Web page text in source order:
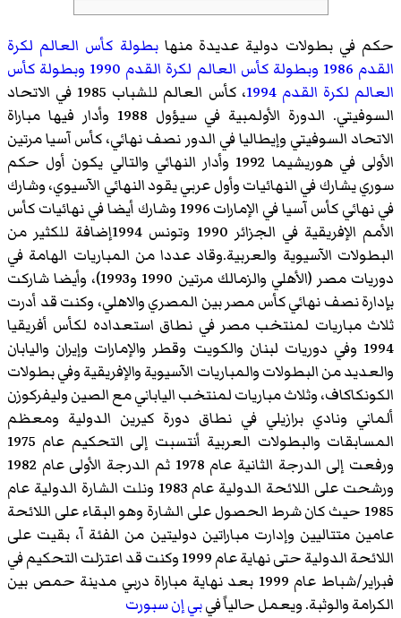
حكم في بطولات دولية عديدة منهابطولة كأس العالم لكرة
القدم 1986
وبطولة كأس العالم لكرة القدم 1990
وبطولة كأس
العالم لكرة القدم 1994
، كأس العالم للشباب 1985 في الاتحاد
السوفيتي. الدورة الأولمبية في سيؤول 1988 وأدار فيها مباراة
الاتحاد السوفيتي وإيطاليا في الدور نصف نهائي، كأس آسيا مرتين
الأولى في هوريشيما 1992 وأدار النهائي والتالي يكون أول حكم
سوري يشارك في النهائيات وأول عربي يقود النهائي الآسيوي، وشارك
في نهائي كأس آسيا في الإمارات 1996 وشارك أيضا في نهائيات كأس
الأمم الإفريقية في الجزائر 1990 وتونس 1994إضافة للكثير من
البطولات الآسيوية والعربية.وقاد عددا من المباريات الهامة في
دوريات مصر (الأهلي والزمالك مرتين 1990 و1993)، وأيضا شاركت
بإدارة نصف نهائي كأس مصر بين المصري والاهلي، وكنت قد أدرت
ثلاث مباريات لمنتخب مصر في نطاق استعداده لكأس أفريقيا
1994 وفي دوريات لبنان والكويت وقطر والإمارات وإيران واليابان
والعديد من البطولات والمباريات الآسيوية والإفريقية وفي بطولات
الكونكاكاف، وثلاث مباريات لمنتخب الياباني مع الصين وليفركوزن
ألماني ونادي برازيلي في نطاق دورة كيرين الدولية ومعظم
المسابقات والبطولات العربية أنتسبت إلى التحكيم عام 1975
ورفعت إلى الدرجة الثانية عام 1978 ثم الدرجة الأولى عام 1982
ورشحت على اللائحة الدولية عام 1983 ونلت الشارة الدولية عام
1985 حيث كان شرط الحصول على الشارة وهو البقاء على اللائحة
عامين متتاليين وإدارت مباراتين دوليتين من الفئة آ، بقيت على
اللائحة الدولية حتى نهاية عام 1999 وكنت قد اعتزلت التحكيم في
فبراير/شباط عام 1999 بعد نهاية مباراة دربي مدينة حمص بين
الكرامة والوثبة. ويعمل حالياً فيبي إن سبورت